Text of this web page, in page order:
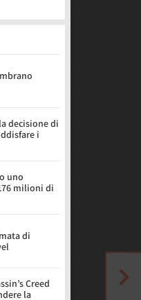
decisione di
i
uno
milioni di
di
Creed
la